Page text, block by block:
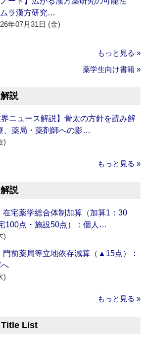
ラ漢方研究…
年07月31日 (金)
もっと見る »
薬学生向け書籍 »
説
界ニュース解説】骨太の方針を読み解
、薬局・薬剤師への影…
)
もっと見る »
説
在宅薬学総合体制加算（加算1：30
100点・施設50点）：個人…
)
門前薬局等立地依存減算（▲15点）：
)
もっと見る »
Title List